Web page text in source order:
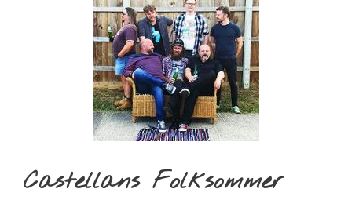
Castellans Folksommer